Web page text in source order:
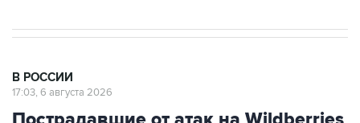
В РОССИИ
17:03, 6 августа 2026